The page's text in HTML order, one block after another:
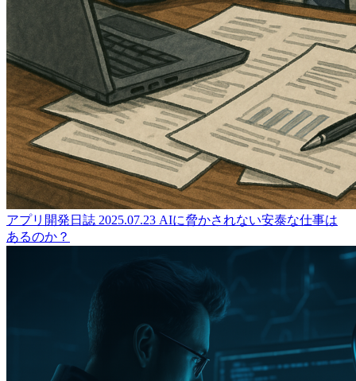
アプリ開発日誌 2025.07.23 AIに脅かされない安泰な仕事は
あるのか？